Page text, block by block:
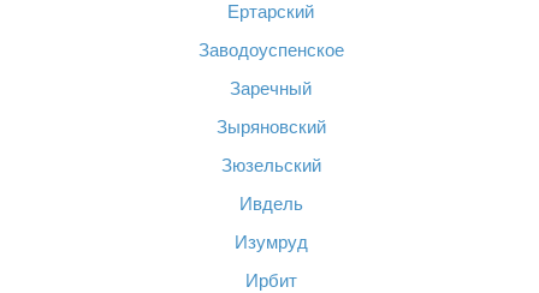
Ертарский
Заводоуспенское
Заречный
Зыряновский
Зюзельский
Ивдель
Изумруд
Ирбит